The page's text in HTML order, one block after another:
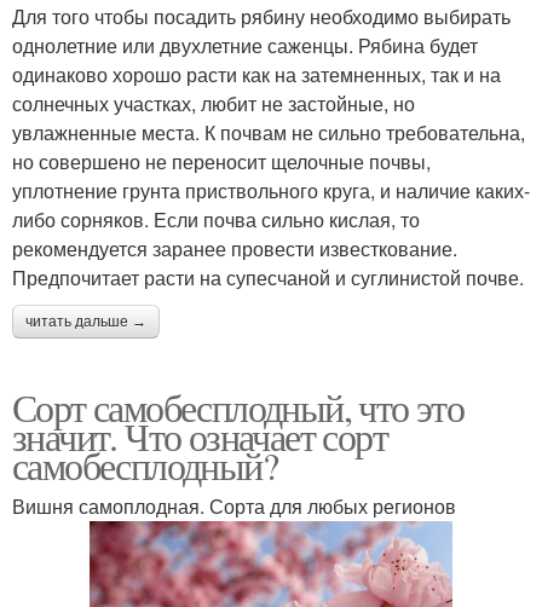
Для того чтобы посадить рябину необходимо выбирать
однолетние или двухлетние саженцы. Рябина будет
одинаково хорошо расти как на затемненных, так и на
солнечных участках, любит не застойные, но
увлажненные места. К почвам не сильно требовательна,
но совершено не переносит щелочные почвы,
уплотнение грунта приствольного круга, и наличие каких-
либо сорняков. Если почва сильно кислая, то
рекомендуется заранее провести известкование.
Предпочитает расти на супесчаной и суглинистой почве.
читать дальше →
Сорт самобесплодный, что это
значит. Что означает сорт
самобесплодный?
Вишня самоплодная. Сорта для любых регионов